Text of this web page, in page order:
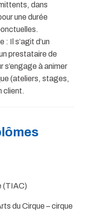
dans
une durée
Il s’agit d’un
prestataire de
s’engage à animer
(ateliers, stages,
client.
(TIAC)
du Cirque – cirque